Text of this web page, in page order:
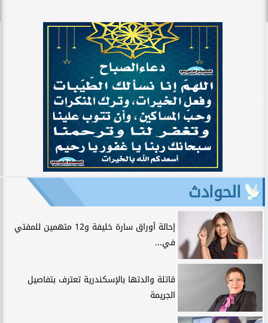
الحوادث
إحالة أوراق سارة خليفة و12 متهمين للمفتي
في...
قاتلة والدتها بالإسكندرية تعترف بتفاصيل
الجريمة